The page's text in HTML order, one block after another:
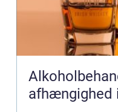
Alkoholbehandling
afhængighed